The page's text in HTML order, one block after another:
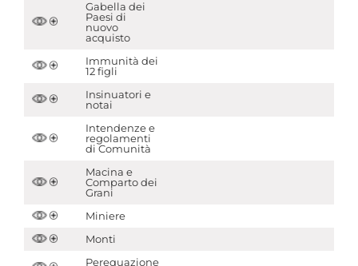
Gabella dei
Paesi di
nuovo
acquisto
Immunità dei
12 figli
Insinuatori e
notai
Intendenze e
regolamenti
di Comunità
Macina e
Comparto dei
Grani
Miniere
Monti
Perequazione